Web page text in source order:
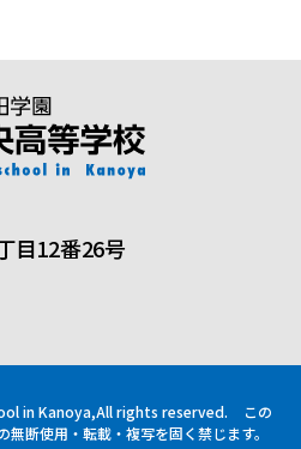
目12番26号
in Kanoya,All rights reserved.
この
断使用・転載・複写を固く禁じます。